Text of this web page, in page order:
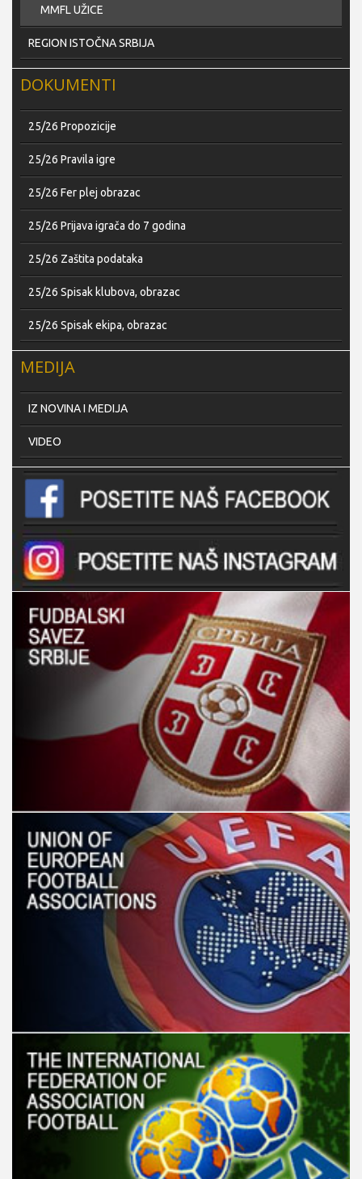
MMFL UŽICE
REGION ISTOČNA SRBIJA
DOKUMENTI
25/26 Propozicije
25/26 Pravila igre
25/26 Fer plej obrazac
25/26 Prijava igrača do 7 godina
25/26 Zaštita podataka
25/26 Spisak klubova, obrazac
25/26 Spisak ekipa, obrazac
MEDIJA
IZ NOVINA I MEDIJA
VIDEO